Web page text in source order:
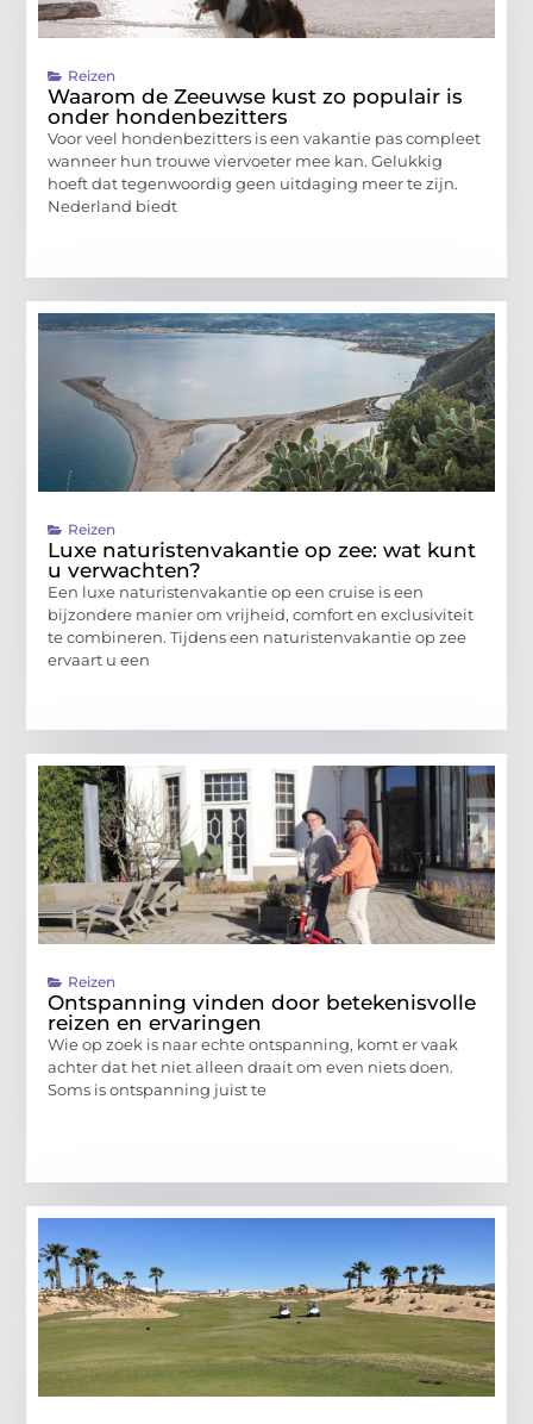
Reizen
Waarom de Zeeuwse kust zo populair is
onder hondenbezitters
Voor veel hondenbezitters is een vakantie pas compleet
wanneer hun trouwe viervoeter mee kan. Gelukkig
hoeft dat tegenwoordig geen uitdaging meer te zijn.
Nederland biedt
Reizen
Luxe naturistenvakantie op zee: wat kunt
u verwachten?
Een luxe naturistenvakantie op een cruise is een
bijzondere manier om vrijheid, comfort en exclusiviteit
te combineren. Tijdens een naturistenvakantie op zee
ervaart u een
Reizen
Ontspanning vinden door betekenisvolle
reizen en ervaringen
Wie op zoek is naar echte ontspanning, komt er vaak
achter dat het niet alleen draait om even niets doen.
Soms is ontspanning juist te